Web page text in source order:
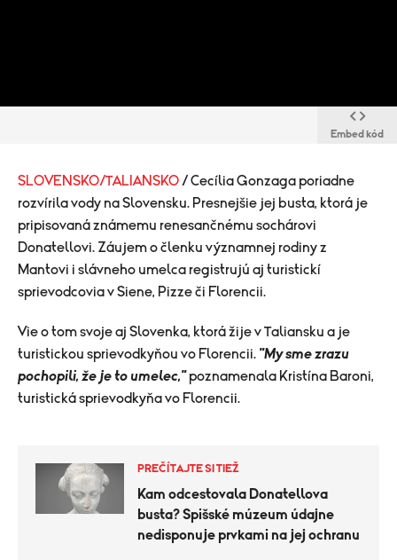
Embed kód
SLOVENSKO/TALIANSKO / Cecília Gonzaga poriadne
rozvírila vody na Slovensku. Presnejšie jej busta, ktorá je
pripisovaná známemu renesančnému sochárovi
Donatellovi. Záujem o členku významnej rodiny z
Mantovi i slávneho umelca registrujú aj turistickí
sprievodcovia v Siene, Pizze či Florencii.
​Vie o tom svoje aj Slovenka, ktorá žije v Taliansku a je
turistickou sprievodkyňou vo Florencii. "My sme zrazu
pochopili, že je to umelec,"poznamenala Kristína Baroni,
turistická sprievodkyňa vo Florencii.
PREČÍTAJTE SI TIEŽ
Kam odcestovala Donatellova
busta? Spišské múzeum údajne
nedisponuje prvkami na jej ochranu